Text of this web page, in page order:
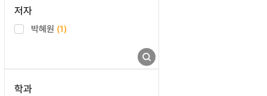
저자
박혜원 (1)
학과